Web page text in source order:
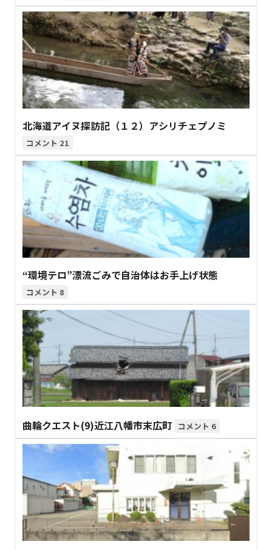
北海道アイヌ探訪記（１２）アシリチェプノミ
21
“環境テロ”漂流ごみで自治体はお手上げ状態
8
曲輪クエスト(9)近江八幡市末広町 6